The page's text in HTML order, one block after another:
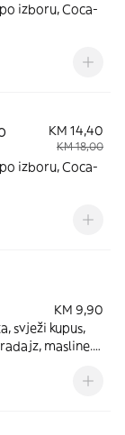
Coca-
KM 14,40
KM 18,00
izboru, Coca-
KM 9,90
svježi kupus,
masline.